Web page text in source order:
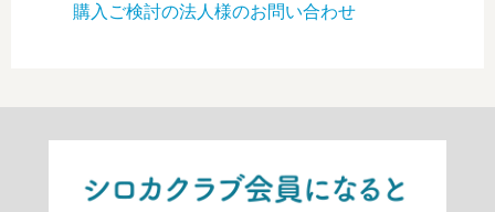
購入ご検討の法人様のお問い合わせ